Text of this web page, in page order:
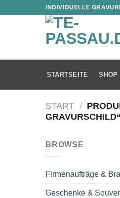
INDIVIDUELLE
STARTSEITE SHOP
START /
GRAVURSCHILD“
BROWSE
Firmenaufträge &
Geschenke &